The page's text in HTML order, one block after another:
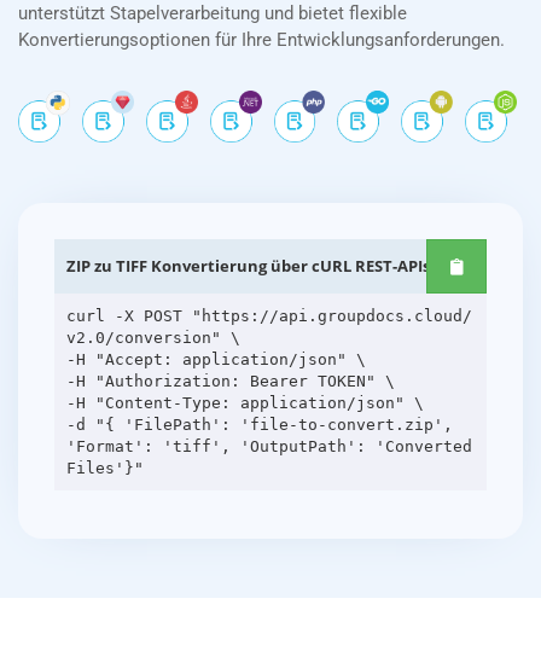
unterstützt Stapelverarbeitung und bietet flexible
Konvertierungsoptionen für Ihre Entwicklungsanforderungen.
ZIP zu TIFF Konvertierung über cURL REST-APIs
curl -X POST "https://api.groupdocs.cloud/
v2.0/conversion" \
-H "Accept: application/json" \
-H "Authorization: Bearer TOKEN" \
-H "Content-Type: application/json" \
-d "{ 'FilePath': 'file-to-convert.zip',
'Format': 'tiff', 'OutputPath': 'Converted